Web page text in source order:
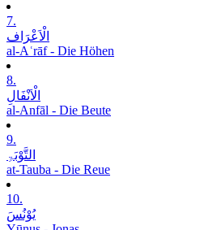
7.
الْاَعْرَاف
al-Aʿrāf - Die Höhen
8.
الْاَنْفَالِ
al-Anfāl - Die Beute
9.
التَّوْبَۃِ
at-Tauba - Die Reue
10.
یُوْنُسَ